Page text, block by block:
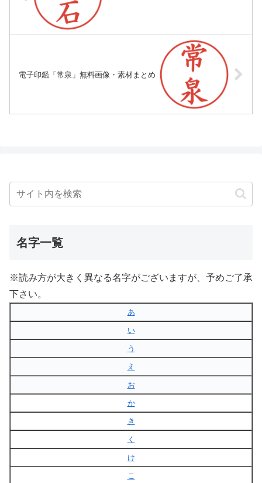
電子印鑑「常泉」無料画像・素材まとめ
名字一覧
※読み方が大きく異なる名字がございますが、予めご了承
下さい。
あ
い
う
え
お
か
き
く
け
こ